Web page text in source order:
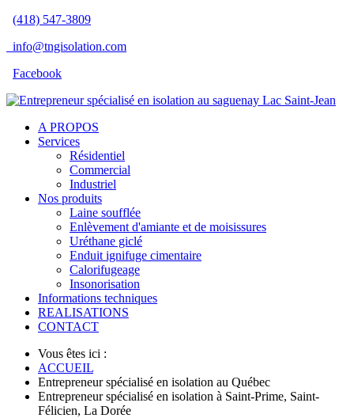
(418) 547-3809
info@tngisolation.com
Facebook
A PROPOS
Services
Résidentiel
Commercial
Industriel
Nos produits
Laine soufflée
Enlèvement d'amiante et de moisissures
Uréthane giclé
Enduit ignifuge cimentaire
Calorifugeage
Insonorisation
Informations techniques
REALISATIONS
CONTACT
Vous êtes ici :
ACCUEIL
Entrepreneur spécialisé en isolation au Québec
Entrepreneur spécialisé en isolation à Saint-Prime, Saint-
Félicien, La Dorée